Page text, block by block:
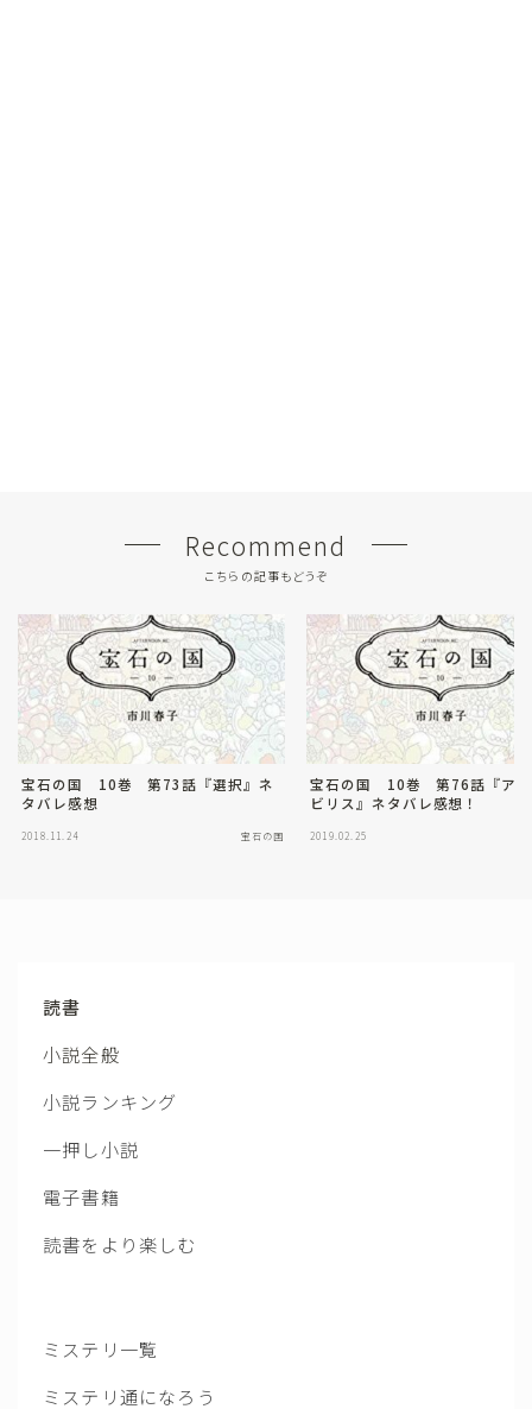
Recommend
こちらの記事もどうぞ
宝石の国 10巻 第73話『選択』ネ
タバレ感想
2018.11.24 宝石の国
宝石の国 10巻 第76話『ア
ビリス』ネタバレ感想！
2019.02.25
読書
小説全般
小説ランキング
一押し小説
電子書籍
読書をより楽しむ
ミステリ一覧
ミステリ通になろう